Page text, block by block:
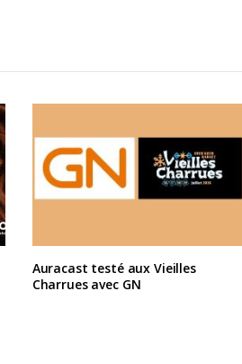
Auracast testé aux Vieilles
Charrues avec GN